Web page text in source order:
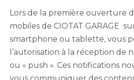
Lors de la première ouverture
mobiles de CIOTAT GARAGE
smartphone ou tablette, vous
l’autorisation à la réception de
ou « push ». Ces notifications